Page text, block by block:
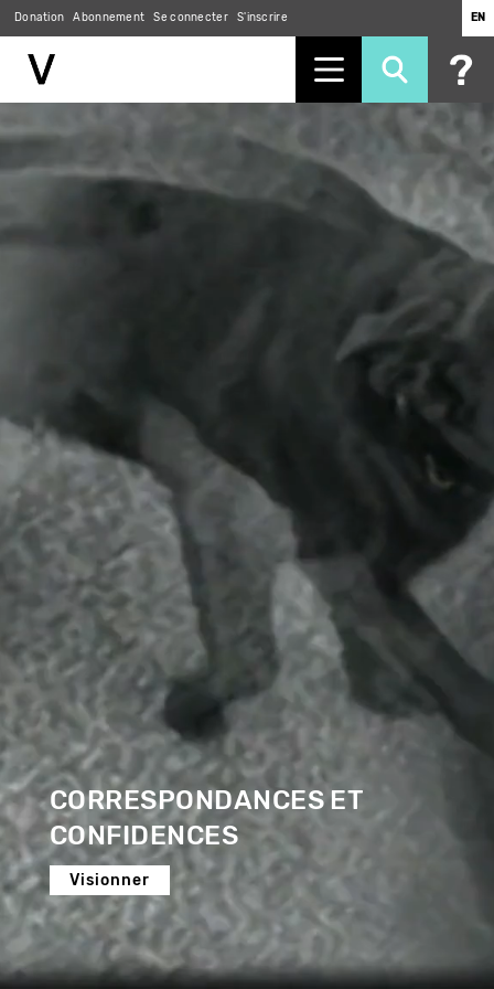
Donation Abonnement Se connecter S'inscrire EN
CORRESPONDANCES ET
CONFIDENCES
Visionner